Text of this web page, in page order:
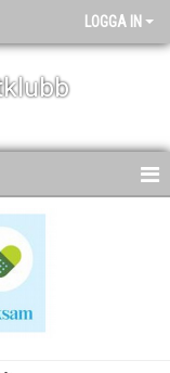
LOGGA IN